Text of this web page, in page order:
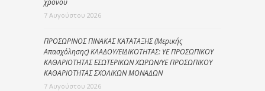
7 Αυγούστου 2026
ΠΡΟΣΩΡΙΝΟΣ ΠΙΝΑΚΑΣ ΚΑΤΑΤΑΞΗΣ (Μερικής
Απασχόλησης) ΚΛΑΔΟΥ/ΕΙΔΙΚΟΤΗΤΑΣ: ΥΕ ΠΡΟΣΩΠΙΚΟΥ
ΚΑΘΑΡΙΟΤΗΤΑΣ ΕΣΩΤΕΡΙΚΩΝ ΧΩΡΩΝ/ΥΕ ΠΡΟΣΩΠΙΚΟΥ
ΚΑΘΑΡΙΟΤΗΤΑΣ ΣΧΟΛΙΚΩΝ ΜΟΝΑΔΩΝ
7 Αυγούστου 2026